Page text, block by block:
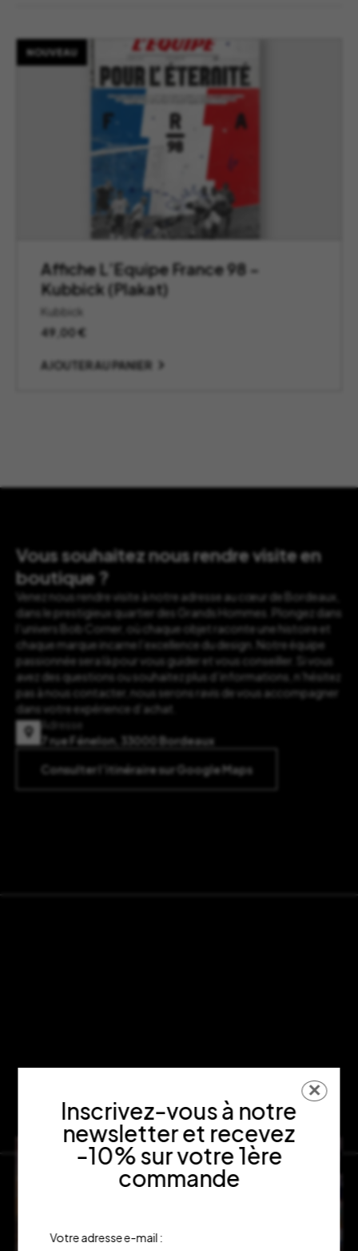
NOUVEAU
Affiche L’Equipe France 98 –
Kubbick (Plakat)
Kubbick
49,00€
AJOUTER AU PANIER
Vous souhaitez nous rendre visite en
boutique ?
Venez nous rendre visite à notre adresse au cœur de Bordeaux,
dans le prestigieux quartier des Grands Hommes. Plongez dans
l’univers Bob Corner, où chaque objet raconte une histoire et
chaque marque incarne l’excellence du design. Notre équipe
passionnée sera là pour vous guider et vous conseiller. Si vous
avez des questions ou souhaitez plus d’informations, n’hésitez
pas à nous contacter, nous serons ravis de vous accompagner
dans votre expérience d’achat.
Adresse
7 rue Fénelon, 33000 Bordeaux
Consulter l’itinéraire sur Google Maps
Inscrivez-vous à notre
newsletter et recevez
-10% sur votre 1ère
commande
Votre adresse e-mail :
✕